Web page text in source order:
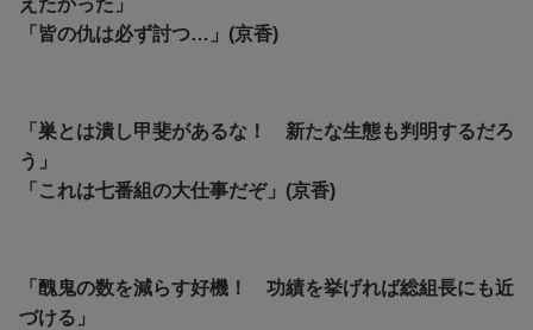
えたかった」
「皆の仇は必ず討つ…」(京香)
「巣とは潰し甲斐があるな！ 新たな生態も判明するだろ
う」
「これは七番組の大仕事だぞ」(京香)
「醜鬼の数を減らす好機！ 功績を挙げれば総組長にも近
づける」